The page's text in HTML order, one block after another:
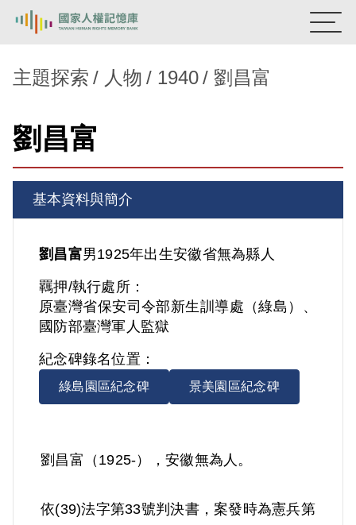
新生訓導處
主題探索
背景知識
關於我們
意見信箱
主題探索 人物 1940 劉昌富
劉昌富
基本資料與簡介
劉昌富男1925年出生安徽省無為縣人
羈押/執行處所：
原臺灣省保安司令部新生訓導處（綠島）、
國防部臺灣軍人監獄
紀念碑錄名位置：
綠島園區紀念碑 景美園區紀念碑
劉昌富（1925-），安徽無為人。
依(39)法字第33號判決書，案發時為憲兵第